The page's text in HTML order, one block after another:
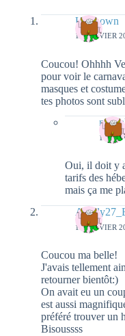
Unknown
15 JANVIER
Coucou! Ohhhh
pour voir le
masques et
tes photos sont
17
Oui, il doit y
tarifs des
mais ça me
15 JANVIER
Coucou ma belle!
J'avais tellement
retourner bientôt:)
On avait eu un
est aussi
préféré trouver un
Bisoussss